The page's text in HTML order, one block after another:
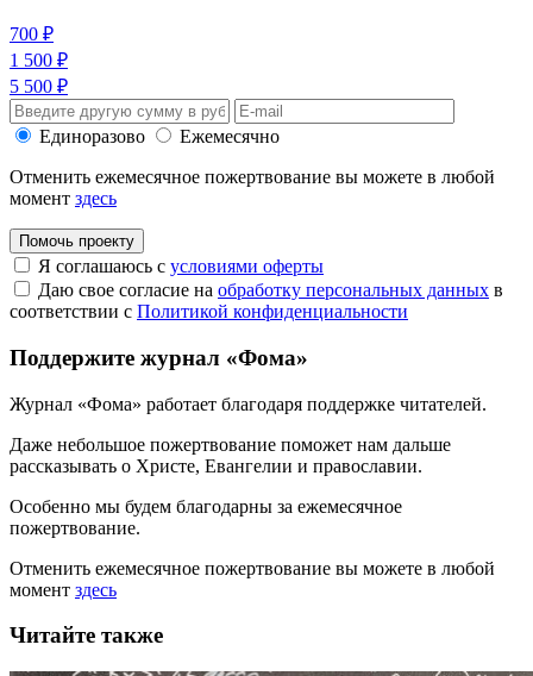
700 ₽
1 500 ₽
5 500 ₽
Единоразово
Ежемесячно
Отменить ежемесячное пожертвование вы можете в любой
момент здесь
Помочь проекту
Я соглашаюсь с условиями оферты
Даю свое согласие на обработку персональных данных в
соответствии с Политикой конфиденциальности
Поддержите журнал «Фома»
Журнал «Фома» работает благодаря поддержке читателей.
Даже небольшое пожертвование поможет нам дальше
рассказывать о Христе, Евангелии и православии.
Особенно мы будем благодарны за ежемесячное
пожертвование.
Отменить ежемесячное пожертвование вы можете в любой
момент здесь
Читайте также